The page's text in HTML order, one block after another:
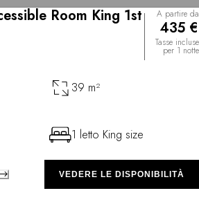
Room King 1st
A partire da
435 €
Tasse incluse
per 1 notte
39 m²
1 letto King size
VEDERE LE DISPONIBILITÀ